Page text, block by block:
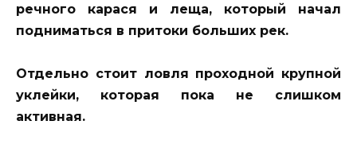
речного карася и леща, который начал
подниматься в притоки больших рек.
Отдельно стоит ловля проходной крупной
уклейки, которая пока не слишком
активная.